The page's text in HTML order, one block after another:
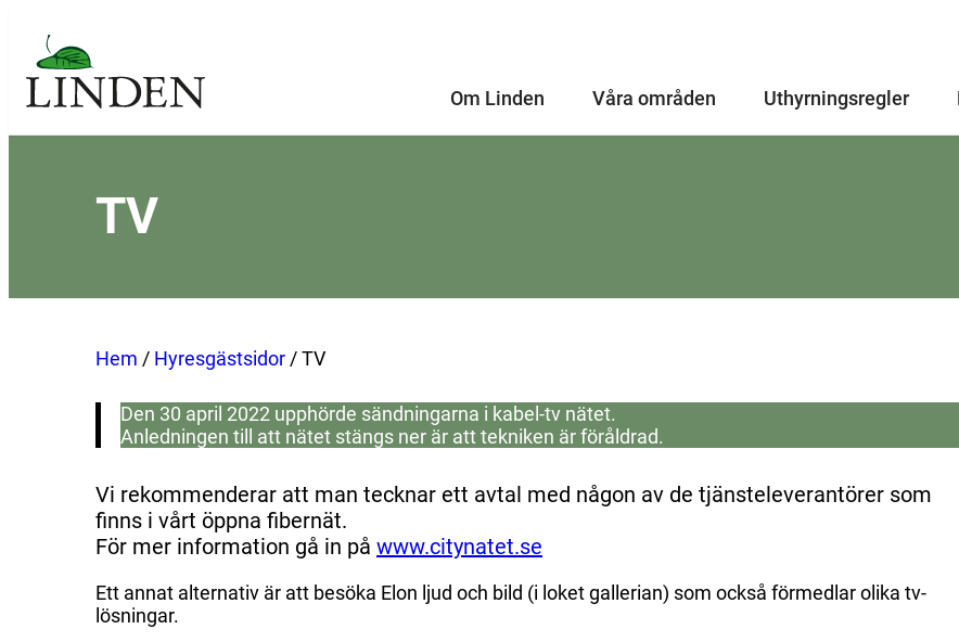
innehåll
Om Linden
Våra områden Uthyrningsregler
TV
Hem / Hyresgästsidor /TV
Den 30 april 2022 upphörde sändningarna i kabel-tv nätet.
Anledningen till att nätet stängs ner är att tekniken är föråldrad.
Vi rekommenderar att man tecknar ett avtal med någon av de tjänsteleverantörer som
finns i vårt öppna fibernät.
För mer information gå in på www.citynatet.se
Ett annat alternativ är att besöka Elon ljud och bild (i loket gallerian) som också förmedlar olika tv-
lösningar.